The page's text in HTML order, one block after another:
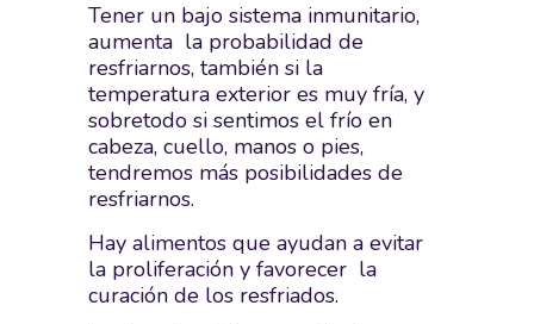
Tener un bajo sistema inmunitario,
aumenta la probabilidad de
resfriarnos, también si la
temperatura exterior es muy fría, y
sobretodo si sentimos el frío en
cabeza, cuello, manos o pies,
tendremos más posibilidades de
resfriarnos.
Hay alimentos que ayudan a evitar
la proliferación y favorecer la
curación de los resfriados.